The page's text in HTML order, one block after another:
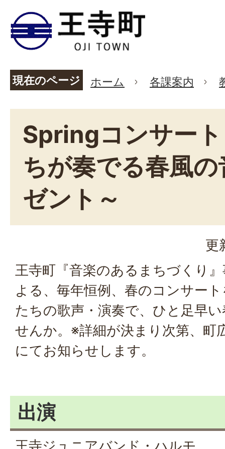
現在のページ ホーム 各課案内
Springコンサー
ちが奏でる春風
ゼント～
更
王寺町『音楽のあるまちづくり
よる、毎年恒例、春のコンサー
たちの歌声・演奏で、ひと足早
せんか。※詳細が決まり次第、町
にてお知らせします。
出演